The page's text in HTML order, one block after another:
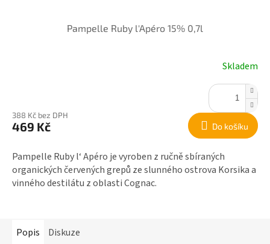
Pampelle Ruby l'Apéro 15% 0,7l
Skladem
388 Kč bez DPH
469 Kč Do košíku
Pampelle Ruby l‘ Apéro je vyroben z ručně sbíraných
organických červených grepů ze slunného ostrova Korsika a
vinného destilátu z oblasti Cognac.
Popis Diskuze